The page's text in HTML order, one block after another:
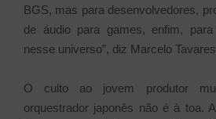
BGS, mas para desenvolvedores,
de áudio para games, enfim,
nesse universo”, diz Marcelo
O culto ao jovem produtor
orquestrador japonês não é à toa.